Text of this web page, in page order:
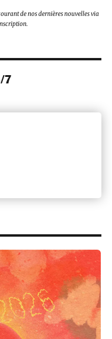
de nos dernières nouvelles via
7